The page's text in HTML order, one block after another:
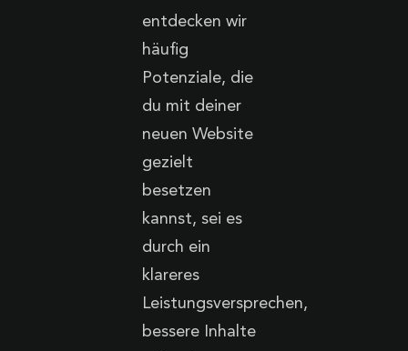
entdecken wir
häufig
Potenziale, die
du mit deiner
neuen Website
gezielt
besetzen
kannst, sei es
durch ein
klareres
Leistungsversprechen,
bessere Inhalte